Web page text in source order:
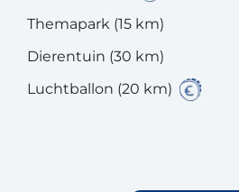
Themapark (15 km)
Dierentuin (30 km)
Luchtballon (20 km)